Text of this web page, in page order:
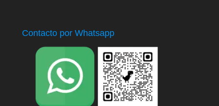
Contacto por Whatsapp